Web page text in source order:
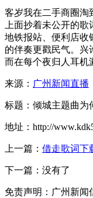
客岁我在二手商圈淘
上面抄着未公开的
地铁报站、便利店收
的伴奏更戳民气。兴
而在每个夜归人耳机
来源： 广州新闻直播
标题：倾城主题曲为
地址：http://
上一篇： 借走歌词下
下一篇：没有了
免责声明：广州新闻